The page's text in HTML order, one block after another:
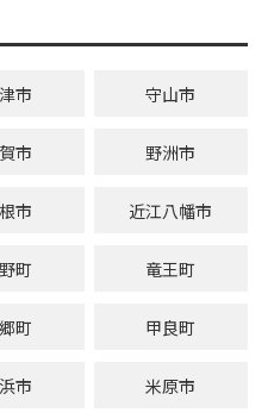
市 守山市
市 野洲市
市 近江八幡市
町 竜王町
町 甲良町
市 米原市